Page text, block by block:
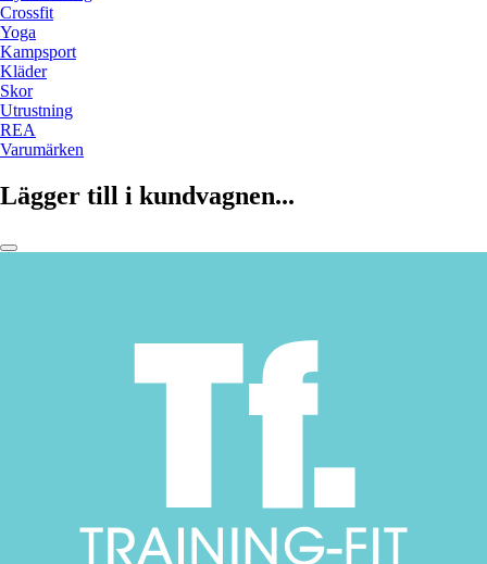
Crossfit
Yoga
Kampsport
Kläder
Skor
Utrustning
REA
Varumärken
Lägger till i kundvagnen...